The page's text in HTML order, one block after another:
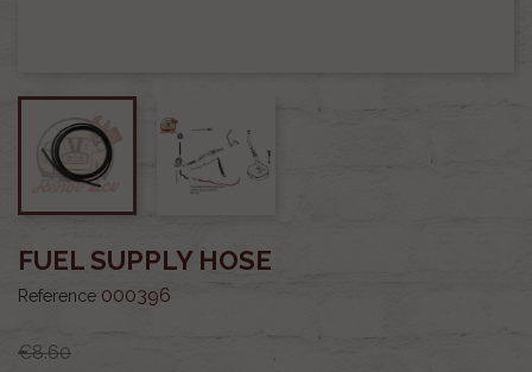
FUEL SUPPLY HOSE
Reference 000396
€8.60